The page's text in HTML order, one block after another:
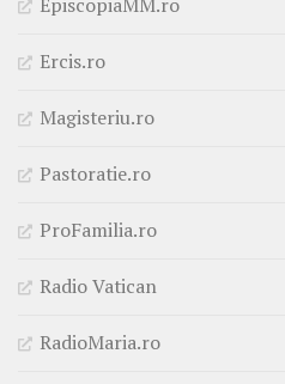
Ercis.ro
Magisteriu.ro
Pastoratie.ro
ProFamilia.ro
Radio Vatican
RadioMaria.ro